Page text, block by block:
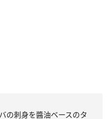
の刺身を醬油ベースのタ